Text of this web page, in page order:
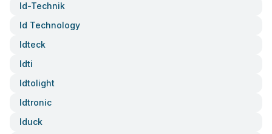
Id-Technik
Id Technology
Idteck
Idti
Idtolight
Idtronic
Iduck